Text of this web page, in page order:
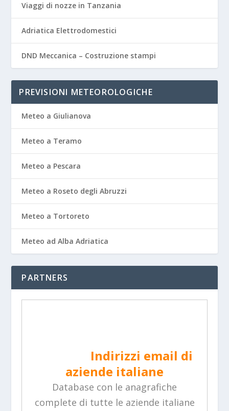
Viaggi di nozze in Tanzania
Adriatica Elettrodomestici
DND Meccanica – Costruzione stampi
PREVISIONI METEOROLOGICHE
Meteo a Giulianova
Meteo a Teramo
Meteo a Pescara
Meteo a Roseto degli Abruzzi
Meteo a Tortoreto
Meteo ad Alba Adriatica
PARTNERS
Indirizzi email di
aziende italiane
Database con le anagrafiche
complete di tutte le aziende italiane